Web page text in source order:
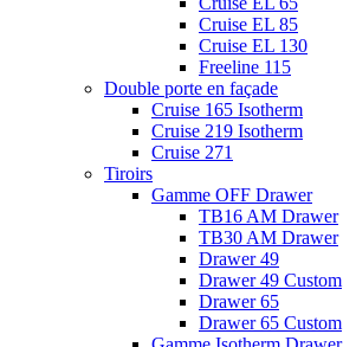
Cruise EL 85
Cruise EL 130
Freeline 115
Double porte en façade
Cruise 165 Isotherm
Cruise 219 Isotherm
Cruise 271
Tiroirs
Gamme OFF Drawer
TB16 AM Drawer
TB30 AM Drawer
Drawer 49
Drawer 49 Custom
Drawer 65
Drawer 65 Custom